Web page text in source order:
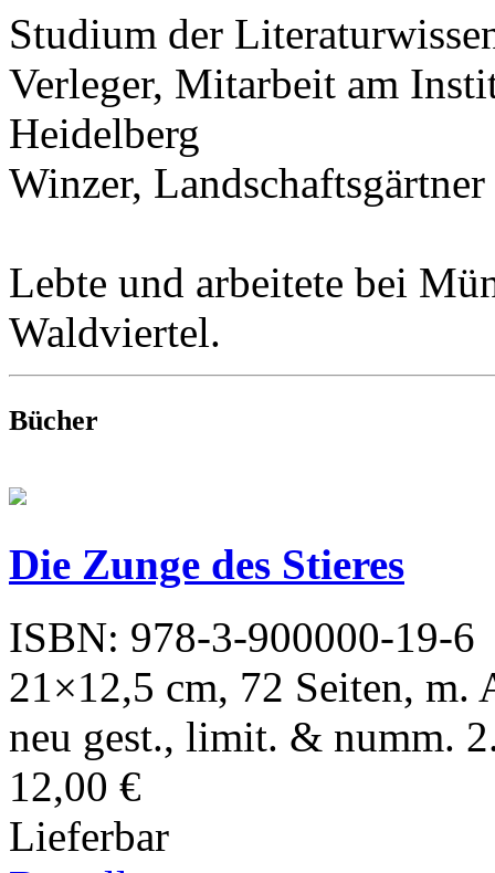
Studium der
Verleger, Mitarbeit am
Heidelberg
Winzer, Landschaftsgärtner
Lebte und arbeitete bei
Waldviertel.
Bücher
Die Zunge des Stieres
ISBN: 978-3-900000-19-6
21×12,5 cm, 72 Seiten, m.
neu gest., limit. & numm.
12,00 €
Lieferbar